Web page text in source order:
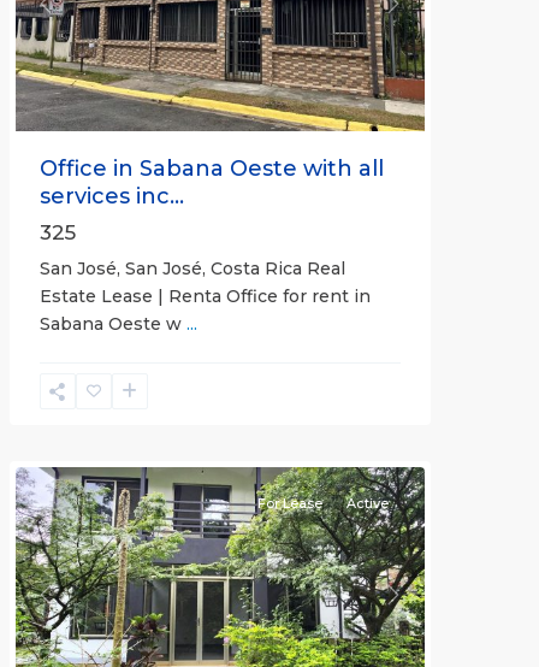
Previous Next
Office in Sabana Oeste with all
services inc...
325
San José, San José, Costa Rica Real
Estate Lease | Renta Office for rent in
Sabana Oeste w ...
Alajuela
Previous Next
For Lease Active